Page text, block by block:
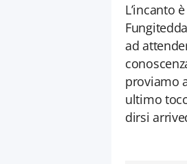
L’incanto
ad
proviamo
ultimo
dirsi